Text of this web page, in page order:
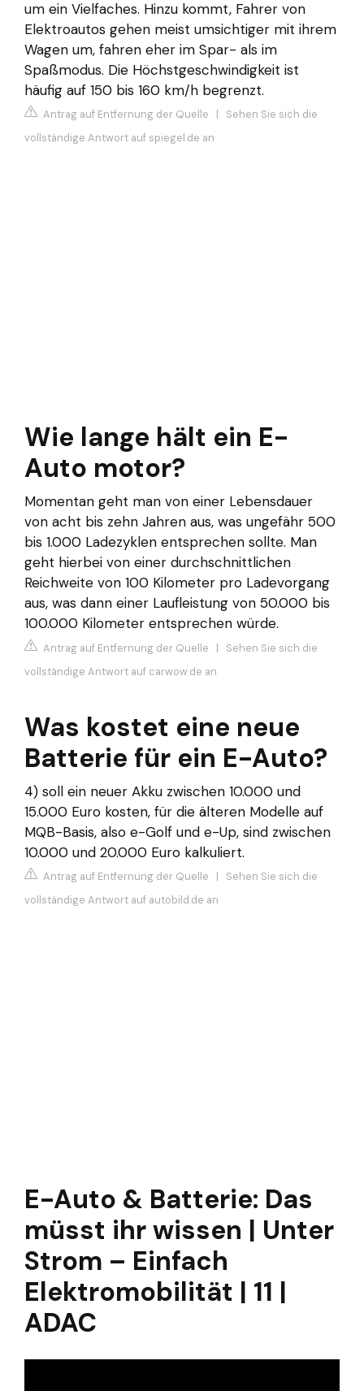
um ein Vielfaches. Hinzu kommt, Fahrer von
Elektroautos gehen meist umsichtiger mit ihrem
Wagen um, fahren eher im Spar- als im
Spaßmodus. Die Höchstgeschwindigkeit ist
häufig auf 150 bis 160 km/h begrenzt.
Antrag auf Entfernung der Quelle | Sehen Sie sich die
vollständige Antwort auf spiegel.de an
Wie lange hält ein E-
Auto motor?
Momentan geht man von einer Lebensdauer
von acht bis zehn Jahren aus, was ungefähr 500
bis 1.000 Ladezyklen entsprechen sollte. Man
geht hierbei von einer durchschnittlichen
Reichweite von 100 Kilometer pro Ladevorgang
aus, was dann einer Laufleistung von 50.000 bis
100.000 Kilometer entsprechen würde.
Antrag auf Entfernung der Quelle | Sehen Sie sich die
vollständige Antwort auf carwow.de an
Was kostet eine neue
Batterie für ein E-Auto?
4) soll ein neuer Akku zwischen 10.000 und
15.000 Euro kosten, für die älteren Modelle auf
MQB-Basis, also e-Golf und e-Up, sind zwischen
10.000 und 20.000 Euro kalkuliert.
Antrag auf Entfernung der Quelle | Sehen Sie sich die
vollständige Antwort auf autobild.de an
E-Auto & Batterie: Das
müsst ihr wissen | Unter
Strom – Einfach
Elektromobilität | 11 |
ADAC